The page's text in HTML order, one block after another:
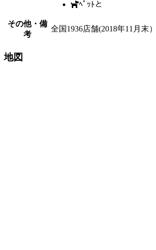
ﾍﾟｯﾄと
その他・備
考
全国1936店舗(2018年11月末
地図